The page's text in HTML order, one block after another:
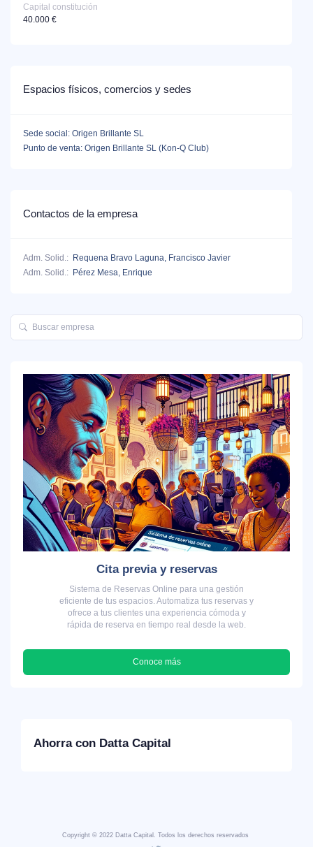
Capital constitución
40.000 €
Espacios físicos, comercios y sedes
Sede social: Origen Brillante SL
Punto de venta: Origen Brillante SL (Kon-Q Club)
Contactos de la empresa
Adm. Solid.: Requena Bravo Laguna, Francisco Javier
Adm. Solid.: Pérez Mesa, Enrique
Cita previa y reservas
Sistema de Reservas Online para una gestión
eficiente de tus espacios. Automatiza tus reservas y
ofrece a tus clientes una experiencia cómoda y
rápida de reserva en tiempo real desde la web.
Conoce más
Ahorra con Datta Capital
Copyright © 2022 Datta Capital. Todos los derechos reservados